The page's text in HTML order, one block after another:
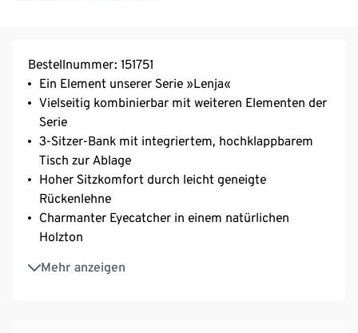
Bestellnummer: 151751
Ein Element unserer Serie »Lenja«
Vielseitig kombinierbar mit weiteren Elementen der
Serie
3-Sitzer-Bank mit integriertem, hochklappbarem
Tisch zur Ablage
Hoher Sitzkomfort durch leicht geneigte
Rückenlehne
Charmanter Eyecatcher in einem natürlichen
Holzton
Mehr anzeigen
Inkl. Bodenschonern
Aus hochwertigem Akazienholz, mit einer